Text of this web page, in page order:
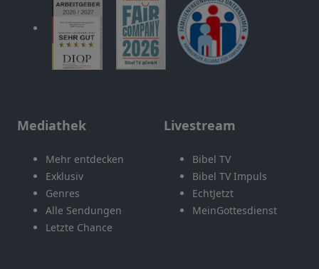
Mediathek
Mehr entdecken
Exklusiv
Genres
Alle Sendungen
Letzte Chance
Livestream
Bibel TV
Bibel TV Impuls
EchtJetzt
MeinGottesdienst